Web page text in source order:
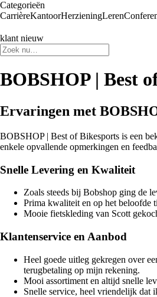
Categorieën
CarrièreKantoorHerzieningLeren
klant nieuw
BOBSHOP | Best
Ervaringen met
BOBSHOP | Best of Bikesports is een
enkele opvallende opmerkingen en
Snelle Levering en Kwaliteit
Zoals steeds bij Bobshop ging de
Prima kwaliteit en op het beloofde
Mooie fietskleding van Scott
Klantenservice en Aanbod
Heel goede uitleg gekregen over
terugbetaling op mijn rekening.
Mooi assortiment en altijd snelle
Snelle service, heel vriendelijk dat